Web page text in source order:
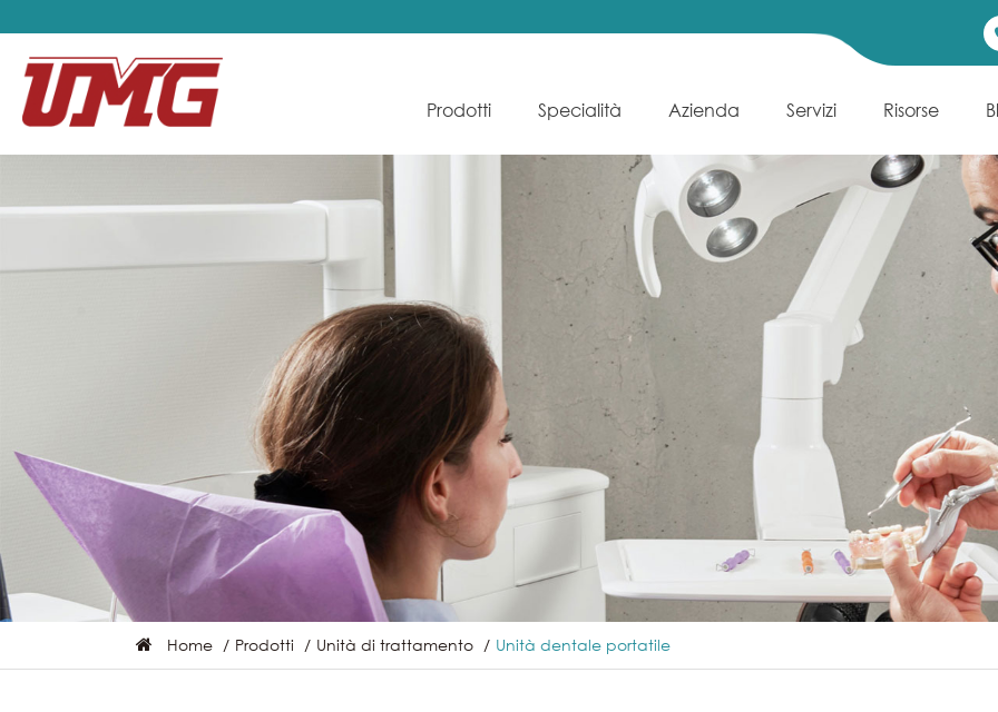
Prodotti Specialità Azienda Servizi Risorse
Home Prodotti Unità di trattamento Unità dentale portatile